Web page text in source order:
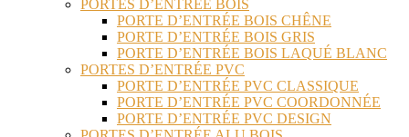
PORTES D’ENTRÉE BOIS
PORTE D’ENTRÉE BOIS CHÊNE
PORTE D’ENTRÉE BOIS GRIS
PORTE D’ENTRÉE BOIS LAQUÉ BLANC
PORTES D’ENTRÉE PVC
PORTE D’ENTRÉE PVC CLASSIQUE
PORTE D’ENTRÉE PVC COORDONNÉE
PORTE D’ENTRÉE PVC DESIGN